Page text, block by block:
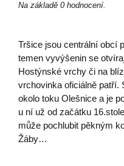
Na základě 0 hodnocení.
Tršice jsou centrální obcí
temen vyvýšenin se
Hostýnské vrchy či na
vrchovinka oficiálně patří.
okolo toku Olešnice a je
u ní už od začátku
může pochlubit pěkným
Žáby…